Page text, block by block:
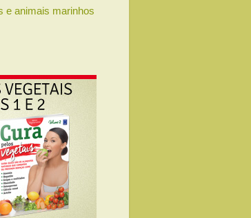
e animais marinhos